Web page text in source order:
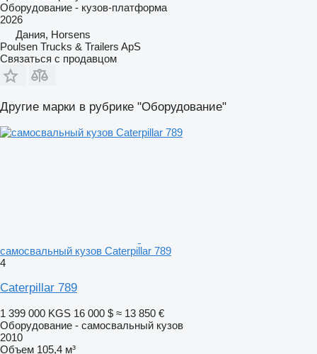
Оборудование - кузов-платформа
2026
Дания, Horsens
Poulsen Trucks & Trailers ApS
Связаться с продавцом
Другие марки в рубрике "Оборудование"
самосвальный кузов Caterpillar 789
4
Caterpillar 789
1 399 000 KGS 16 000 $ ≈ 13 850 €
Оборудование - самосвальный кузов
2010
Объем 105,4 м³